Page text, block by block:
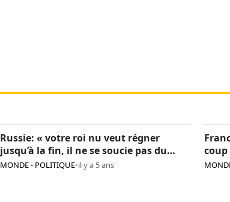
Russie: « votre roi nu veut régner
jusqu’à la fin, il ne se soucie pas du
pays », Navalny critique encore Poutine
MONDE - POLITIQUE•il y a 5 ans
coup